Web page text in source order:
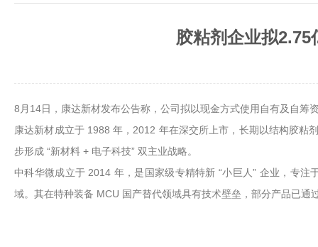
胶粘剂企业拟
8月14日，康达新材发布公告称，公司拟以现金方式使用自有及自筹
康达新材成立于 1988 年，2012 年在深交所上市，长期以结构胶
步形成 “新材料 + 电子科技” 双主业战略。
中科华微成立于 2014 年，是国家级专精特新 “小巨人” 企业，专
域。其在特种装备 MCU 国产替代领域具有技术壁垒，部分产品已通